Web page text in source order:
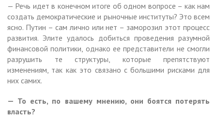
— Речь идет в конечном итоге об одном вопросе – как нам
создать демократические и рыночные институты? Это всем
ясно. Путин – сам лично или нет – заморозил этот процесс
развития. Элите удалось добиться проведения разумной
финансовой политики, однако ее представители не смогли
разрушить те структуры, которые препятствуют
изменениям, так как это связано с большими рисками для
них самих.
— То есть, по вашему мнению, они боятся потерять
власть?